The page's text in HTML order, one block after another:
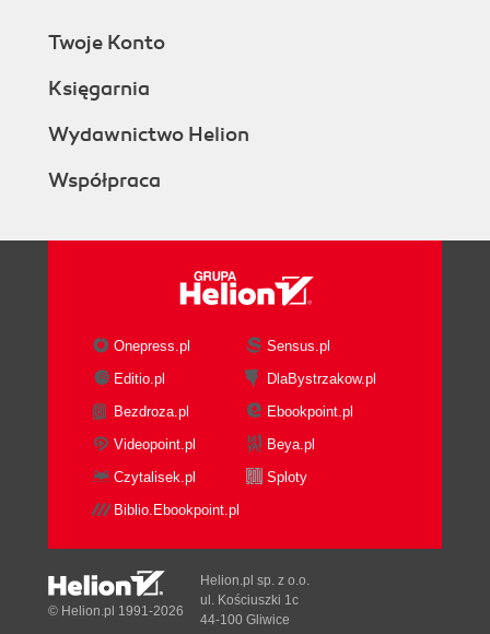
Twoje Konto
Księgarnia
Wydawnictwo Helion
Współpraca
Onepress.pl
Sensus.pl
Editio.pl
DlaBystrzakow.pl
Bezdroza.pl
Ebookpoint.pl
Videopoint.pl
Beya.pl
Czytalisek.pl
Sploty
Biblio.Ebookpoint.pl
© Helion.pl 1991-2026
Helion.pl sp. z o.o.
ul. Kościuszki 1c
44-100 Gliwice